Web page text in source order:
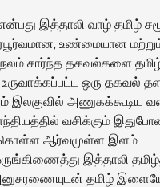
இத்தாலி வாழ் தமிழ்
உண்மையான
சார்ந்த தகவல்களை
ஒரு தகவல்
இலகுவில் அணுகக்கூடிய
வசிக்கும்
கொள்ள ஆர்வமுள்ள இளம்
இத்தாலி
தமிழ்